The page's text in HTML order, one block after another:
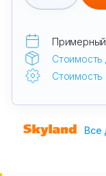
Примерный
Стоимость
Стоимость
Все